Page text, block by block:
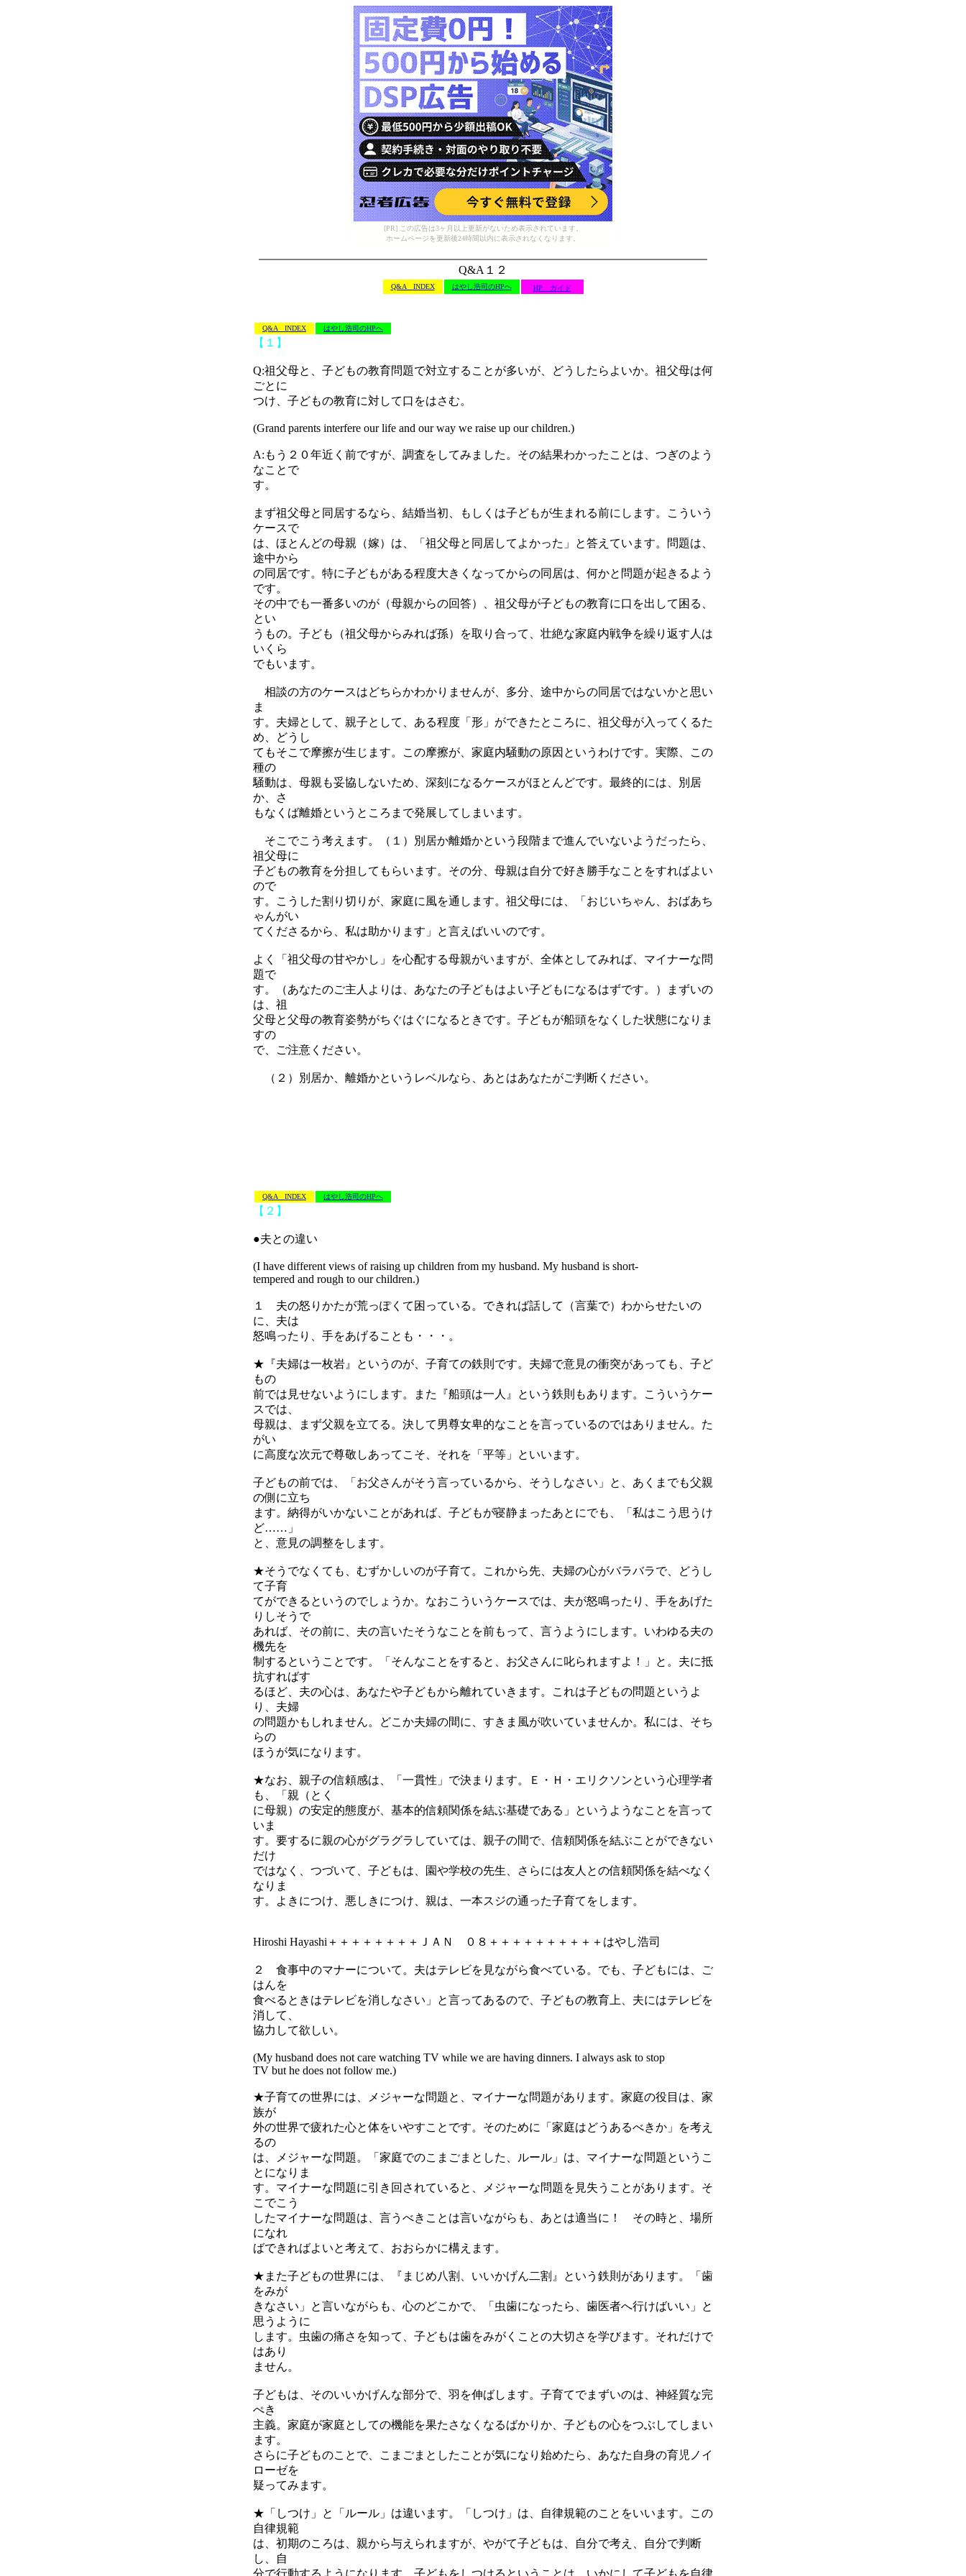
[PR] この広告は3ヶ月以上更新がないため表示されています。
ホームページを更新後24時間以内に表示されなくなります。
Q&A１２
Q&A INDEX はやし浩司のHPへ HP ガイド
Q&A INDEX はやし浩司のHPへ
【１】
Q:祖父母と、子どもの教育問題で対立することが多いが、どうしたらよいか。祖父母は何
ごとに
つけ、子どもの教育に対して口をはさむ。
(Grand parents interfere our life and our way we raise up our children.)
A:もう２０年近く前ですが、調査をしてみました。その結果わかったことは、つぎのよう
なことで
す。
まず祖父母と同居するなら、結婚当初、もしくは子どもが生まれる前にします。こういう
ケースで
は、ほとんどの母親（嫁）は、「祖父母と同居してよかった」と答えています。問題は、
途中から
の同居です。特に子どもがある程度大きくなってからの同居は、何かと問題が起きるよう
です。
その中でも一番多いのが（母親からの回答）、祖父母が子どもの教育に口を出して困る、
とい
うもの。子ども（祖父母からみれば孫）を取り合って、壮絶な家庭内戦争を繰り返す人は
いくら
でもいます。
相談の方のケースはどちらかわかりませんが、多分、途中からの同居ではないかと思い
ま
す。夫婦として、親子として、ある程度「形」ができたところに、祖父母が入ってくるた
め、どうし
てもそこで摩擦が生じます。この摩擦が、家庭内騒動の原因というわけです。実際、この
種の
騒動は、母親も妥協しないため、深刻になるケースがほとんどです。最終的には、別居
か、さ
もなくば離婚というところまで発展してしまいます。
そこでこう考えます。（１）別居か離婚かという段階まで進んでいないようだったら、
祖父母に
子どもの教育を分担してもらいます。その分、母親は自分で好き勝手なことをすればよい
ので
す。こうした割り切りが、家庭に風を通します。祖父母には、「おじいちゃん、おばあち
ゃんがい
てくださるから、私は助かります」と言えばいいのです。
よく「祖父母の甘やかし」を心配する母親がいますが、全体としてみれば、マイナーな問
題で
す。（あなたのご主人よりは、あなたの子どもはよい子どもになるはずです。）まずいの
は、祖
父母と父母の教育姿勢がちぐはぐになるときです。子どもが船頭をなくした状態になりま
すの
で、ご注意ください。
（２）別居か、離婚かというレベルなら、あとはあなたがご判断ください。
Q&A INDEX はやし浩司のHPへ
【２】
●夫との違い
(I have different views of raising up children from my husband. My husband is short-
tempered and rough to our children.)
１ 夫の怒りかたが荒っぽくて困っている。できれば話して（言葉で）わからせたいの
に、夫は
怒鳴ったり、手をあげることも・・・。
★『夫婦は一枚岩』というのが、子育ての鉄則です。夫婦で意見の衝突があっても、子ど
もの
前では見せないようにします。また『船頭は一人』という鉄則もあります。こういうケー
スでは、
母親は、まず父親を立てる。決して男尊女卑的なことを言っているのではありません。た
がい
に高度な次元で尊敬しあってこそ、それを「平等」といいます。
子どもの前では、「お父さんがそう言っているから、そうしなさい」と、あくまでも父親
の側に立ち
ます。納得がいかないことがあれば、子どもが寝静まったあとにでも、「私はこう思うけ
ど……」
と、意見の調整をします。
★そうでなくても、むずかしいのが子育て。これから先、夫婦の心がバラバラで、どうし
て子育
てができるというのでしょうか。なおこういうケースでは、夫が怒鳴ったり、手をあげた
りしそうで
あれば、その前に、夫の言いたそうなことを前もって、言うようにします。いわゆる夫の
機先を
制するということです。「そんなことをすると、お父さんに叱られますよ！」と。夫に抵
抗すればす
るほど、夫の心は、あなたや子どもから離れていきます。これは子どもの問題というよ
り、夫婦
の問題かもしれません。どこか夫婦の間に、すきま風が吹いていませんか。私には、そち
らの
ほうが気になります。
★なお、親子の信頼感は、「一貫性」で決まります。Ｅ・Ｈ・エリクソンという心理学者
も、「親（とく
に母親）の安定的態度が、基本的信頼関係を結ぶ基礎である」というようなことを言って
いま
す。要するに親の心がグラグラしていては、親子の間で、信頼関係を結ぶことができない
だけ
ではなく、つづいて、子どもは、園や学校の先生、さらには友人との信頼関係を結べなく
なりま
す。よきにつけ、悪しきにつけ、親は、一本スジの通った子育てをします。
Hiroshi Hayashi＋＋＋＋＋＋＋＋ＪＡＮ ０８＋＋＋＋＋＋＋＋＋＋はやし浩司
２ 食事中のマナーについて。夫はテレビを見ながら食べている。でも、子どもには、ご
はんを
食べるときはテレビを消しなさい」と言ってあるので、子どもの教育上、夫にはテレビを
消して、
協力して欲しい。
(My husband does not care watching TV while we are having dinners. I always ask to stop
TV but he does not follow me.)
★子育ての世界には、メジャーな問題と、マイナーな問題があります。家庭の役目は、家
族が
外の世界で疲れた心と体をいやすことです。そのために「家庭はどうあるべきか」を考え
るの
は、メジャーな問題。「家庭でのこまごまとした、ルール」は、マイナーな問題というこ
とになりま
す。マイナーな問題に引き回されていると、メジャーな問題を見失うことがあります。そ
こでこう
したマイナーな問題は、言うべきことは言いながらも、あとは適当に！ その時と、場所
になれ
ばできればよいと考えて、おおらかに構えます。
★また子どもの世界には、『まじめ八割、いいかげん二割』という鉄則があります。「歯
をみが
きなさい」と言いながらも、心のどこかで、「虫歯になったら、歯医者へ行けばいい」と
思うように
します。虫歯の痛さを知って、子どもは歯をみがくことの大切さを学びます。それだけで
はあり
ません。
子どもは、そのいいかげんな部分で、羽を伸ばします。子育てでまずいのは、神経質な完
ぺき
主義。家庭が家庭としての機能を果たさなくなるばかりか、子どもの心をつぶしてしまい
ます。
さらに子どものことで、こまごまとしたことが気になり始めたら、あなた自身の育児ノイ
ローゼを
疑ってみます。
★「しつけ」と「ルール」は違います。「しつけ」は、自律規範のことをいいます。この
自律規範
は、初期のころは、親から与えられますが、やがて子どもは、自分で考え、自分で判断
し、自
分で行動するようになります。子どもをしつけるということは、いかにして子どもを自律